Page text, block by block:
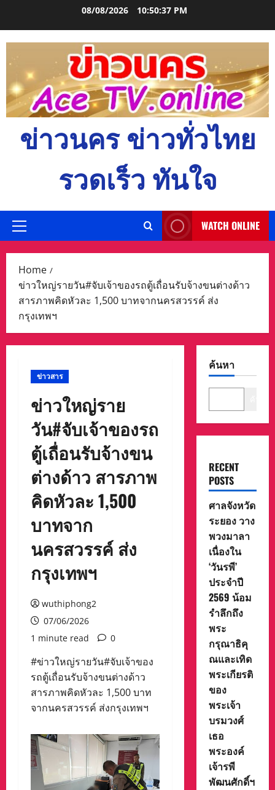
08/08/2026 10:50:38 PM
ข่าวนคร ข่าวทั่วไทย
รวดเร็ว ทันใจ
Primary
WATCH ONLINE
Home
ข่าวใหญ่รายวัน#จับเจ้าของรถตู้เถื่อนรับจ้างขนต่างด้าว
สารภาพคิดหัวละ 1,500 บาทจากนครสวรรค์ ส่ง
กรุงเทพฯ
ข่าวสาร
ข่าวใหญ่ราย
วัน#จับเจ้าของรถ
ตู้เถื่อนรับจ้างขน
ต่างด้าว สารภาพ
คิดหัวละ 1,500
บาทจาก
นครสวรรค์ ส่ง
กรุงเทพฯ
wuthiphong2
07/06/2026
1 minute read
0
#ข่าวใหญ่รายวัน#จับเจ้าของ
รถตู้เถื่อนรับจ้างขนต่างด้าว
สารภาพคิดหัวละ 1,500 บาท
จากนครสวรรค์ ส่งกรุงเทพฯ
ค้นหา
RECENT
POSTS
ศาลจังหวัด
ระยอง วาง
พวงมาลา
เนื่องใน
‘วันรพี’
ประจำปี
2569 น้อม
รำลึกถึง
พระ
กรุณาธิคุ
ณและเทิด
พระเกียรติ
ของ
พระเจ้า
บรมวงศ์
เธอ
พระองค์
เจ้ารพี
พัฒนศักดิ์ฯ